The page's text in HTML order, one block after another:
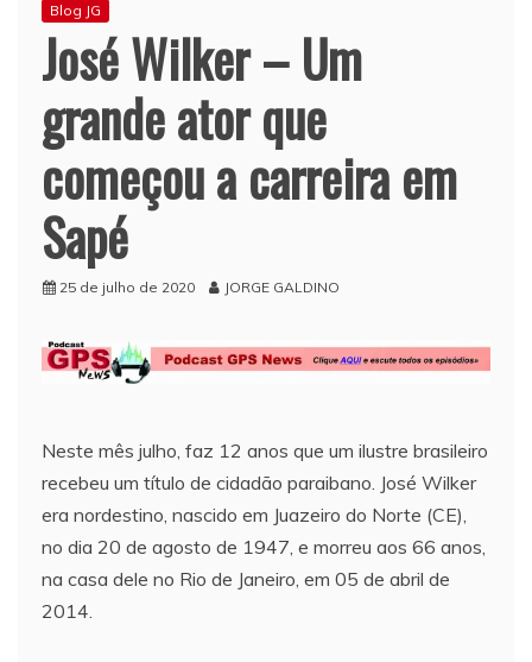
Blog JG
José Wilker – Um
grande ator que
começou a carreira em
Sapé
25 de julho de 2020 JORGE GALDINO
Neste mês julho, faz 12 anos que um ilustre brasileiro
recebeu um título de cidadão paraibano. José Wilker
era nordestino, nascido em Juazeiro do Norte (CE),
no dia 20 de agosto de 1947, e morreu aos 66 anos,
na casa dele no Rio de Janeiro, em 05 de abril de
2014.